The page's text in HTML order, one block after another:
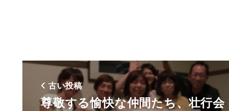
古い投稿
尊敬する愉快な仲間たち、壮行会